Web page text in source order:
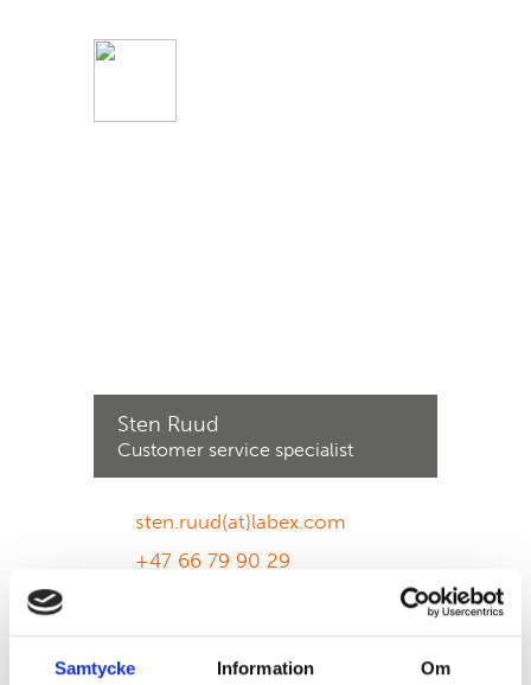
Samtycke Information Om
Sten Ruud
Customer service specialist
sten.ruud(at)labex.com
+47 66 79 90 29